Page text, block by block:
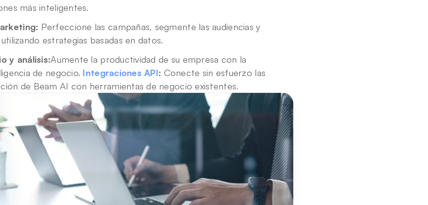
más inteligentes.
Perfeccione las campañas, segmente las audiencias y
estrategias basadas en datos.
y análisis:Aumente la productividad de su empresa con la
de negocio. Integraciones API: Conecte sin esfuerzo las
de Beam AI con herramientas de negocio existentes.